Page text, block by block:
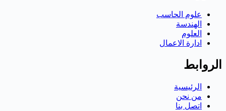
علوم الحاسب
الهندسة
العلوم
ادارة الاعمال
الروابط
الرئيسية
من نحن
اتصل بنا